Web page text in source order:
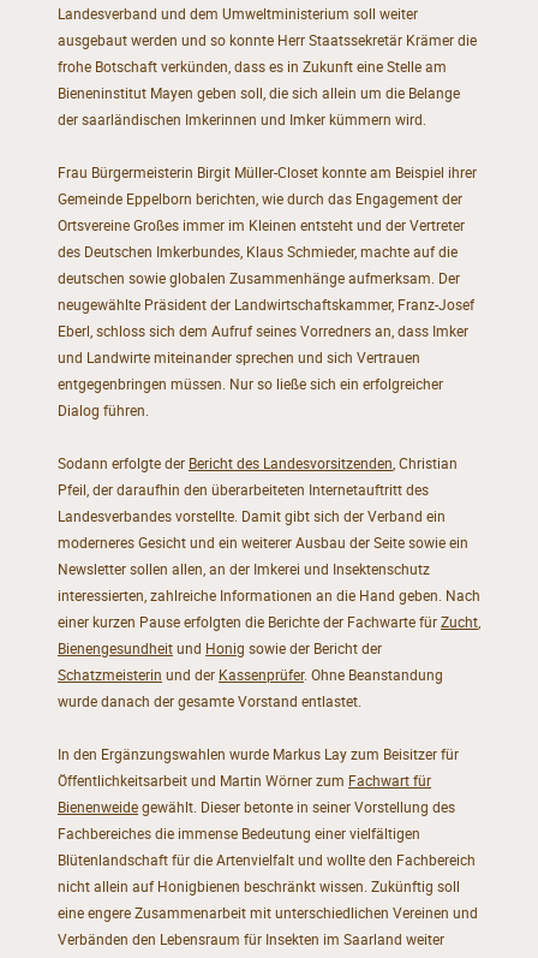
Landesverband und dem Umweltministerium soll weiter
ausgebaut werden und so konnte Herr Staatssekretär Krämer die
frohe Botschaft verkünden, dass es in Zukunft eine Stelle am
Bieneninstitut Mayen geben soll, die sich allein um die Belange
der saarländischen Imkerinnen und Imker kümmern wird.
Frau Bürgermeisterin Birgit Müller-Closet konnte am Beispiel ihrer
Gemeinde Eppelborn berichten, wie durch das Engagement der
Ortsvereine Großes immer im Kleinen entsteht und der Vertreter
des Deutschen Imkerbundes, Klaus Schmieder, machte auf die
deutschen sowie globalen Zusammenhänge aufmerksam. Der
neugewählte Präsident der Landwirtschaftskammer, Franz-Josef
Eberl, schloss sich dem Aufruf seines Vorredners an, dass Imker
und Landwirte miteinander sprechen und sich Vertrauen
entgegenbringen müssen. Nur so ließe sich ein erfolgreicher
Dialog führen.
Sodann erfolgte der Bericht des Landesvorsitzenden, Christian
Pfeil, der daraufhin den überarbeiteten Internetauftritt des
Landesverbandes vorstellte. Damit gibt sich der Verband ein
moderneres Gesicht und ein weiterer Ausbau der Seite sowie ein
Newsletter sollen allen, an der Imkerei und Insektenschutz
interessierten, zahlreiche Informationen an die Hand geben. Nach
einer kurzen Pause erfolgten die Berichte der Fachwarte fürZucht,
Bienengesundheitund Honig sowie der Bericht der
Schatzmeisterin und der Kassenprüfer. Ohne Beanstandung
wurde danach der gesamte Vorstand entlastet.
In den Ergänzungswahlen wurde Markus Lay zum Beisitzer für
Öffentlichkeitsarbeit und Martin Wörner zum Fachwart für
Bienenweidegewählt. Dieser betonte in seiner Vorstellung des
Fachbereiches die immense Bedeutung einer vielfältigen
Blütenlandschaft für die Artenvielfalt und wollte den Fachbereich
nicht allein auf Honigbienen beschränkt wissen. Zukünftig soll
eine engere Zusammenarbeit mit unterschiedlichen Vereinen und
Verbänden den Lebensraum für Insekten im Saarland weiter